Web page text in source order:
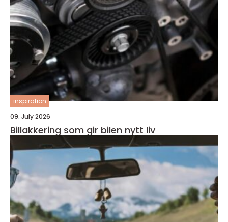
inspiration
09. July 2026
Billakkering som gir bilen nytt liv